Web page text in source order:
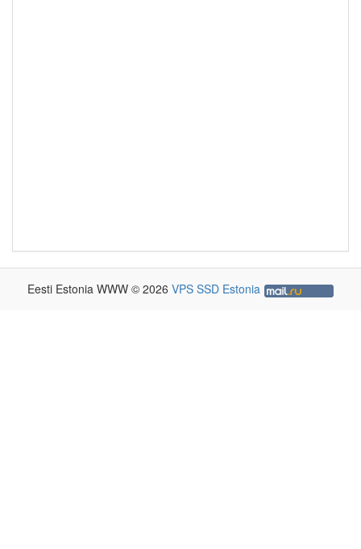
Eesti Estonia WWW © 2026 VPS SSD Estonia